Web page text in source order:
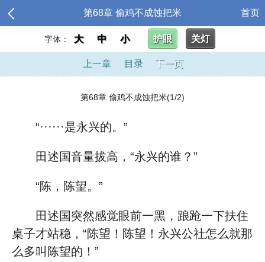
第68章 偷鸡不成蚀把米 首页
字体： 大 中 小 护眼 关灯
上一章 目录 下一页
第68章 偷鸡不成蚀把米(1/2)
“······是永兴的。”
田述国音量拔高，“永兴的谁？”
“陈，陈望。”
田述国突然感觉眼前一黑，踉跄一下扶住
桌子才站稳，“陈望！陈望！永兴公社怎么就那
么多叫陈望的！”